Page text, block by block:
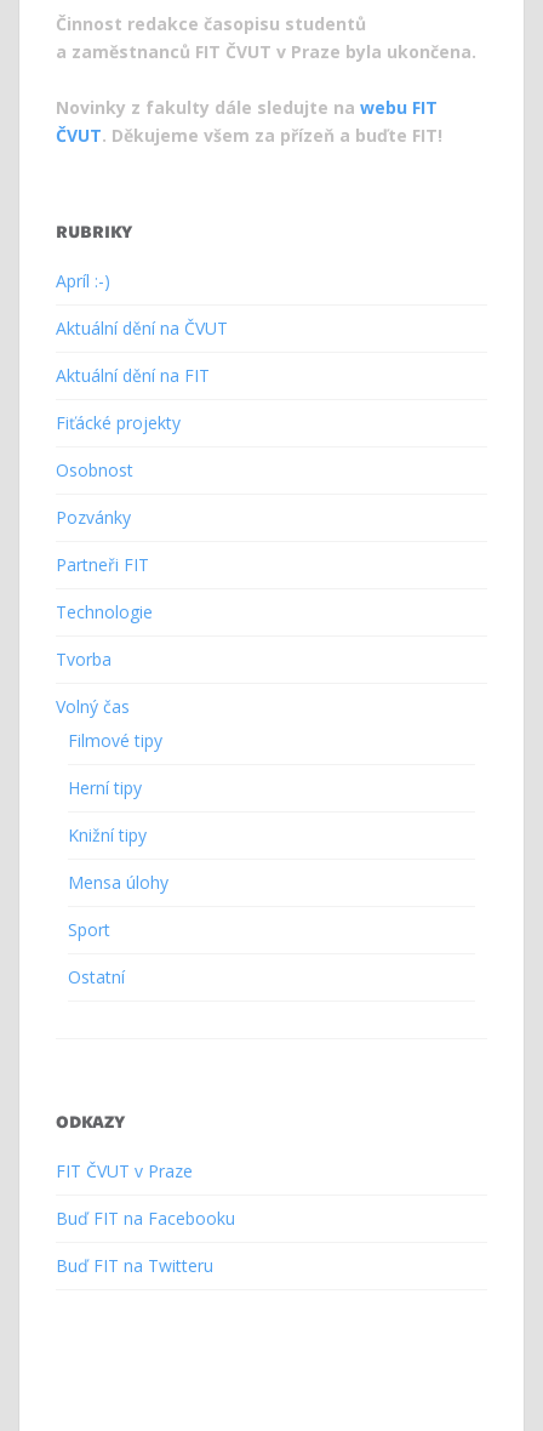
Činnost redakce časopisu studentů
a zaměstnanců FIT ČVUT v Praze byla ukončena.
Novinky z fakulty dále sledujte na webu FIT
ČVUT. Děkujeme všem za přízeň a buďte FIT!
RUBRIKY
Apríl :-)
Aktuální dění na ČVUT
Aktuální dění na FIT
Fiťácké projekty
Osobnost
Pozvánky
Partneři FIT
Technologie
Tvorba
Volný čas
Filmové tipy
Herní tipy
Knižní tipy
Mensa úlohy
Sport
Ostatní
ODKAZY
FIT ČVUT v Praze
Buď FIT na Facebooku
Buď FIT na Twitteru